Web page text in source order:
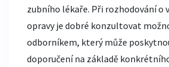
zubního lékaře. Při rozhodování o
opravy je dobré konzultovat
odborníkem, který může
doporučení na základě